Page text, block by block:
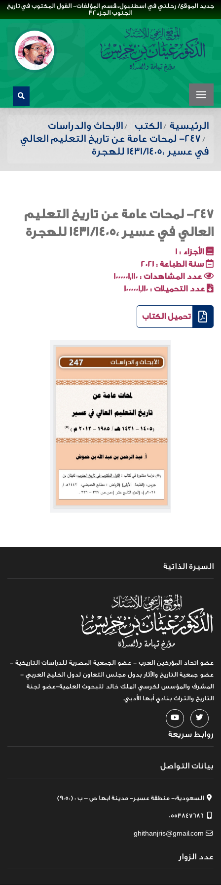
جديد الموقع/ رحلتي في اسطنبول،،قسم المؤلفات- القول المكتوب في تاريخ
الجنوب الجزء32
الرئيسية الكتب
الابحاث والدراسات
247- لمحات عامة عن تاريخ التعليم العالي
في عسير ،1431/1405 للهجرة
247- لمحات عامة عن تاريخ التعليم
العالي في عسير ،1431/1405 للهجرة
الأجزاء : 1
سنة الطباعة : 2021
عدد المشاهدات : 1000001٬110
عدد التحميلات : 1000001٬110
تحميل الكتاب
السيرة الذاتية
عضو اتحاد المؤرخين العرب - عضو الجمعية المصرية للدراسات التاريخية -
عضو جمعية التاريخ والآثار بدول مجلس التعاون لدول الخليج العربي -
المشرف والمؤسس لكرسي الملك خالد للبحوث العلمية-عضو لجنة
التاريخ والتراث بنادي أبها الأدبي.
روابط سريعة
بيانات التواصل
السعودية:- منطقة عسير- مدينة ابها ص – ب : (9050)
0553847686
ghithanjris@gmail.com
عدد الزوار